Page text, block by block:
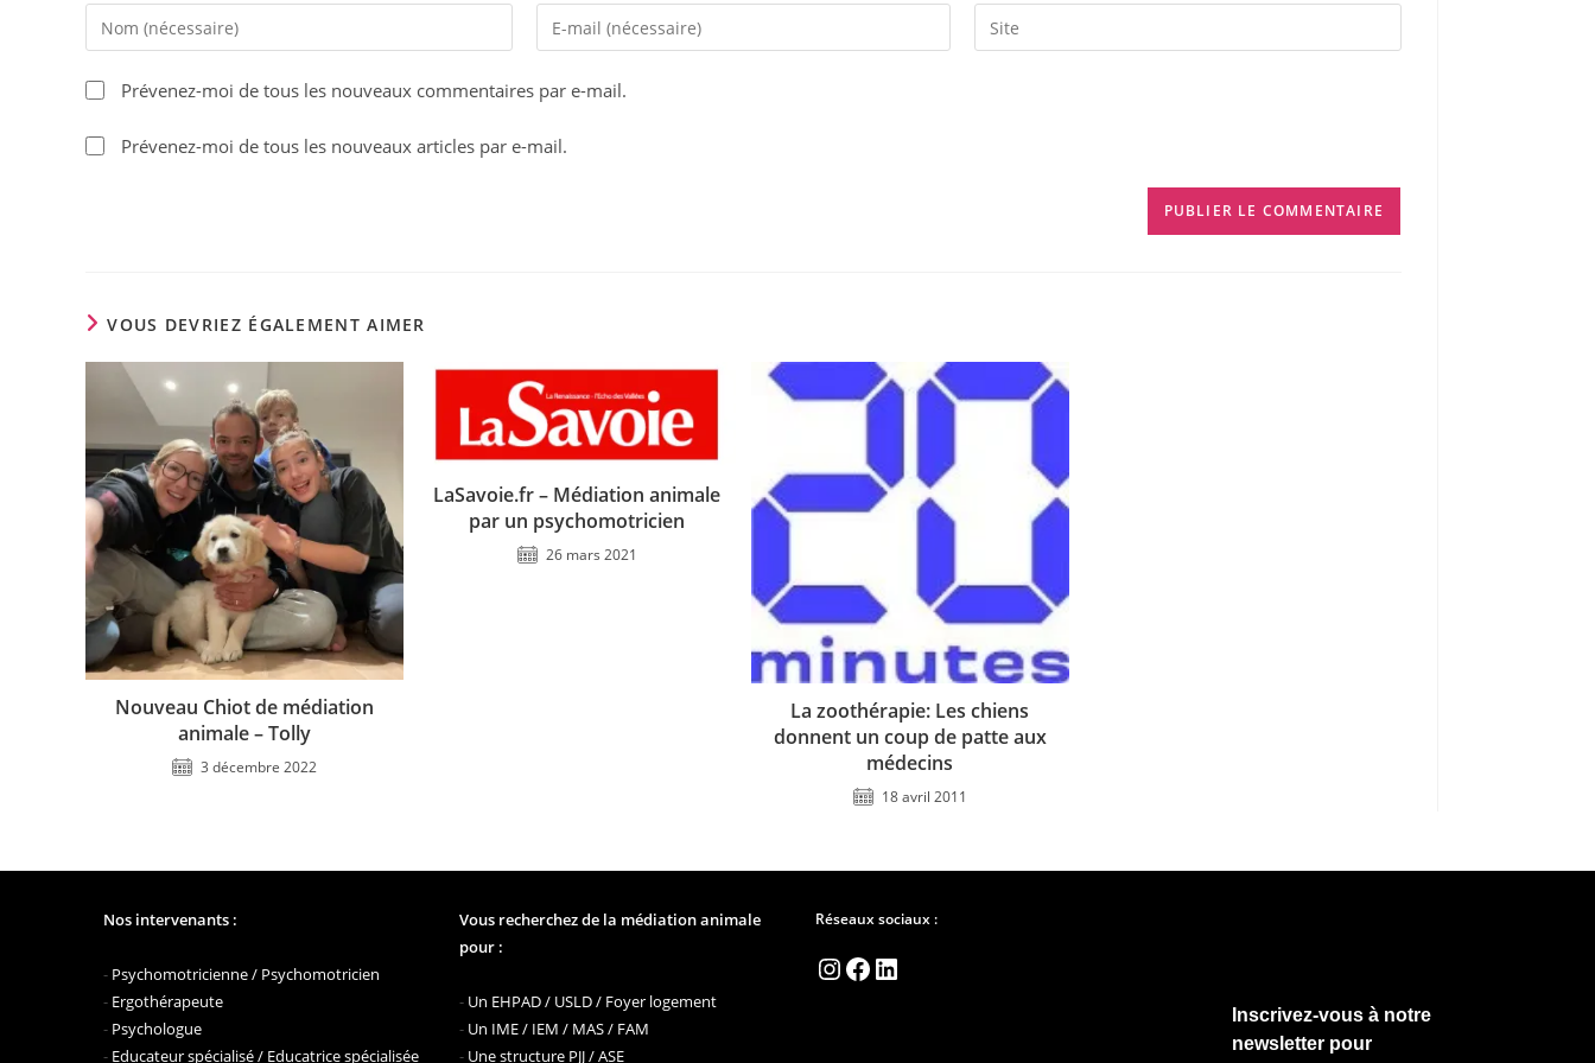
Enter
your
name
or
username
Enter
your
address
Saisir
l’URL
Prévenez-moi de tous les nouveaux commentaires par e-mail.
Prévenez-moi de tous les nouveaux articles par e-mail.
VOUS DEVRIEZ ÉGALEMENT AIMER
Nouveau Chiot de médiation
animale – Tolly
3 décembre 2022
LaSavoie.fr – Médiation animale
par un psychomotricien
26 mars 2021
La zoothérapie: Les chiens
donnent un coup de patte aux
médecins
18 avril 2011
Nos intervenants :
- Psychomotricienne / Psychomotricien
- Ergothérapeute
- Psychologue
- Educateur spécialisé / Educatrice spécialisée
Vous recherchez de la médiation animale
pour :
- Un EHPAD / USLD / Foyer logement
- Un IME / IEM / MAS / FAM
- Une structure PJJ / ASE
Réseaux sociaux :
Instagram
Facebook
LinkedIn